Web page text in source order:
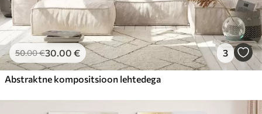
50.00€30.00 € 3
Abstraktne kompositsioon lehtedega